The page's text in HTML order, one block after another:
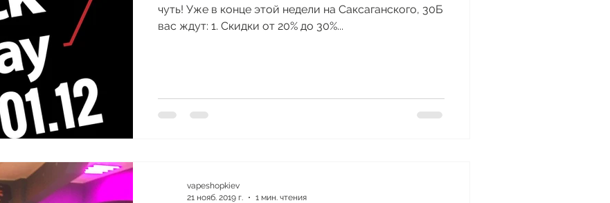
чуть! Уже в конце этой недели на Саксаганского, 30Б
вас ждут: 1. Скидки от 20% до 30%...
vapeshopkiev
21 нояб. 2019 г.
1 мин. чтения